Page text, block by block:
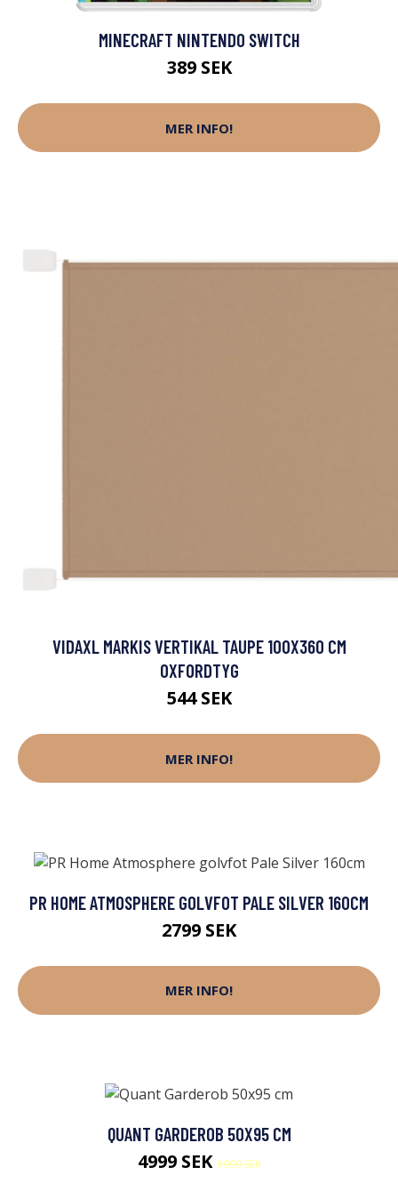
MINECRAFT NINTENDO SWITCH
389 SEK
MER INFO!
VIDAXL MARKIS VERTIKAL TAUPE 100X360 CM
OXFORDTYG
544 SEK
MER INFO!
PR HOME ATMOSPHERE GOLVFOT PALE SILVER 160CM
2799 SEK
MER INFO!
QUANT GARDEROB 50X95 CM
4999 SEK5999 SEK